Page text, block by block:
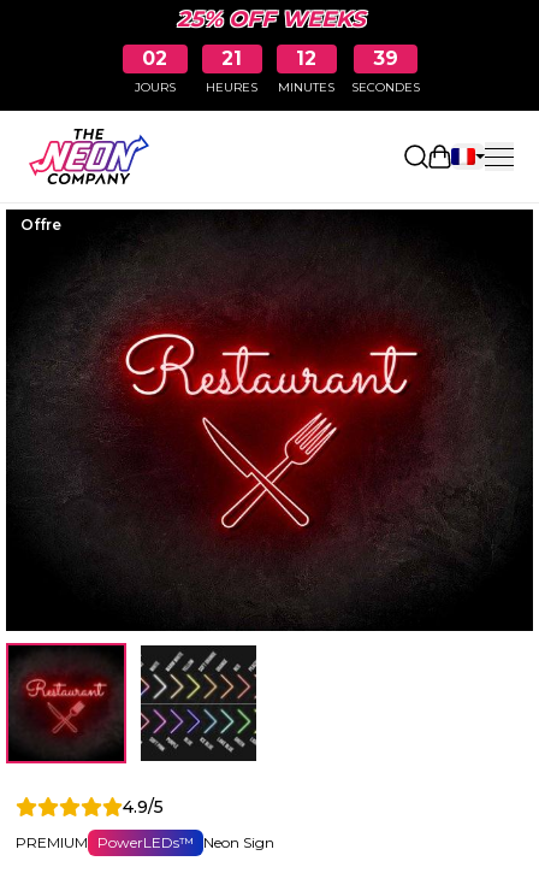
25% OFF WEEKS
02
JOURS
21
HEURES
12
MINUTES
38
SECONDES
Ouvrir le
Offre
4.9/5
PREMIUM PowerLEDs™ Neon Sign